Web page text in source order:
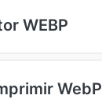
WEBP
WebP